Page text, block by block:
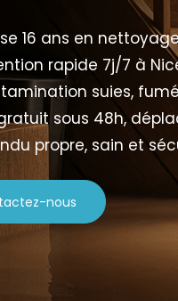
16 ans en
rapide 7j/7 à
suies,
sous 48h,
propre, sain et
nous